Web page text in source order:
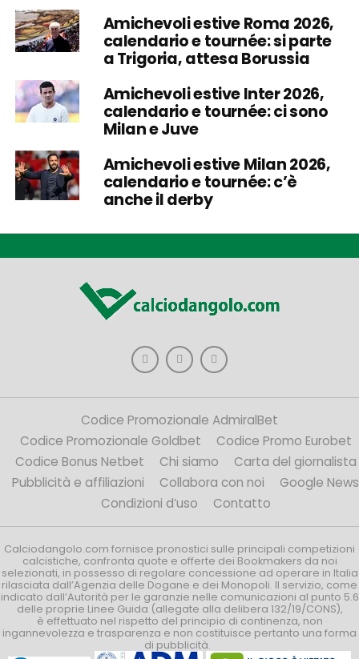
Amichevoli estive Roma 2026,
calendario e tournée: si parte
a Trigoria, attesa Borussia
Amichevoli estive Inter 2026,
calendario e tournée: ci sono
Milan e Juve
Amichevoli estive Milan 2026,
calendario e tournée: c’è
anche il derby
Codice Promozionale AdmiralBet
Codice Promozionale Goldbet
Codice Promo Eurobet
Codice Bonus Netbet
Chi siamo
Carta del giornalista
Pubblicità e affiliazioni
Collabora con noi
Google News
Condizioni d’uso
Contatto
Calciodangolo.com fornisce pronostici sulle principali competizioni
calcistiche, confronta quote e offerte dei Bookmakers da noi
selezionati, in possesso di regolare concessione ad operare in Italia
rilasciata dall’Agenzia delle Dogane e dei Monopoli. Il servizio, come
indicato dall’Autorità per le garanzie nelle comunicazioni al punto 5.6
delle proprie Linee Guida (allegate alla delibera 132/19/CONS),
è effettuato nel rispetto del principio di continenza, non
ingannevolezza e trasparenza e non costituisce pertanto una forma
di pubblicità.